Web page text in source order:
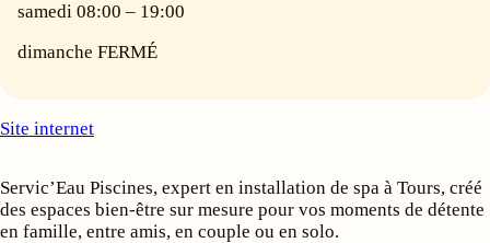
samedi 08:00 – 19:00
dimanche FERMÉ
Site internet
Servic’Eau Piscines, expert en installation de spa à Tours, créé
des espaces bien-être sur mesure pour vos moments de détente
en famille, entre amis, en couple ou en solo.